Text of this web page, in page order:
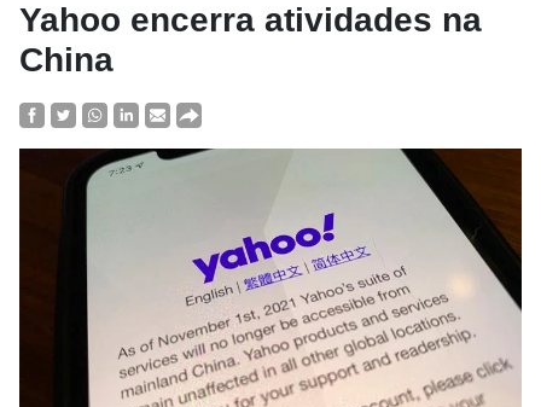
Yahoo encerra atividades na
China